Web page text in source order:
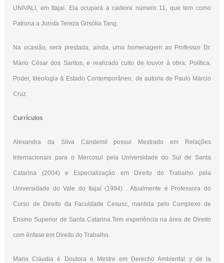
UNIVALI, em Itajaí. Ela ocupará a cadeira número 11, que tem como
Patrona a Jurista Tereza Grisólia Tang.
Na ocasião, será prestada, ainda, uma homenagem ao Professor Dr.
Mário César dos Santos, e realizado culto de louvor à obra: Política,
Poder, Ideologia & Estado Contemporâneo, de autoria de Paulo Márcio
Cruz.
Currículos
Alexandra da Silva Candemil possui Mestrado em Relações
Internacionais para o Mercosul pela Universidade do Sul de Santa
Catarina (2004) e Especialização em Direito do Trabalho pela
Universidade do Vale do Itajaí (1994) . Atualmente é Professora do
Curso de Direito da Faculdade Cesusc, mantida pelo Complexo de
Ensino Superior de Santa Catarina.Tem experiência na área de Direito
com ênfase em Direito do Trabalho.
Maria Cláudia é Doutora e Mestre em Derecho Ambiental y de la